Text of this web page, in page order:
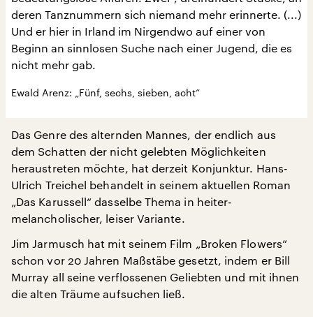
deren Tanznummern sich niemand mehr erinnerte. (...)
Und er hier in Irland im Nirgendwo auf einer von
Beginn an sinnlosen Suche nach einer Jugend, die es
nicht mehr gab.
Ewald Arenz: „Fünf, sechs, sieben, acht“
Das Genre des alternden Mannes, der endlich aus
dem Schatten der nicht gelebten Möglichkeiten
heraustreten möchte, hat derzeit Konjunktur. Hans-
Ulrich Treichel behandelt in seinem aktuellen Roman
„Das Karussell“ dasselbe Thema in heiter-
melancholischer, leiser Variante.
Jim Jarmusch hat mit seinem Film „Broken Flowers“
schon vor 20 Jahren Maßstäbe gesetzt, indem er Bill
Murray all seine verflossenen Geliebten und mit ihnen
die alten Träume aufsuchen ließ.